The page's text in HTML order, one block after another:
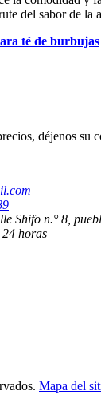
del sabor de la
té de burbujas
déjenos
Shifo n.° 8,
horas
Mapa del